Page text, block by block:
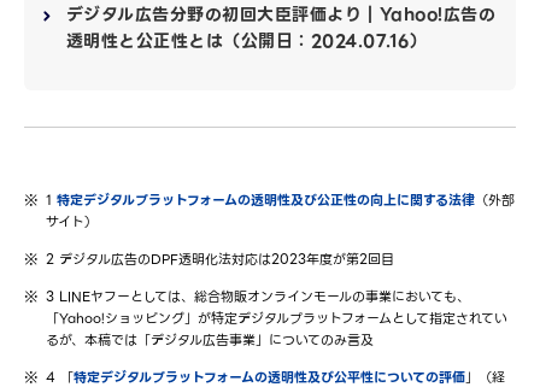
デジタル広告分野の初回大臣評価より｜Yahoo!広告の
透明性と公正性とは（公開日：2024.07.16）
1 特定デジタルプラットフォームの透明性及び公正性の向上に関する法律 （外部
サイト）
2 デジタル広告のDPF透明化法対応は2023年度が第2回目
3 LINEヤフーとしては、総合物販オンラインモールの事業においても、
「Yahoo!ショッピング」が特定デジタルプラットフォームとして指定されてい
るが、本稿では「デジタル広告事業」についてのみ言及
4 「特定デジタルプラットフォームの透明性及び公平性についての評価」（経